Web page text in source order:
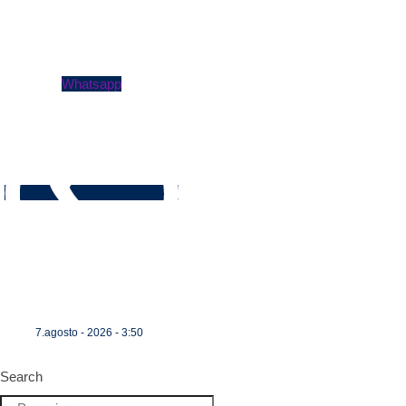
Whatsapp
7.agosto - 2026 - 3:50
Search